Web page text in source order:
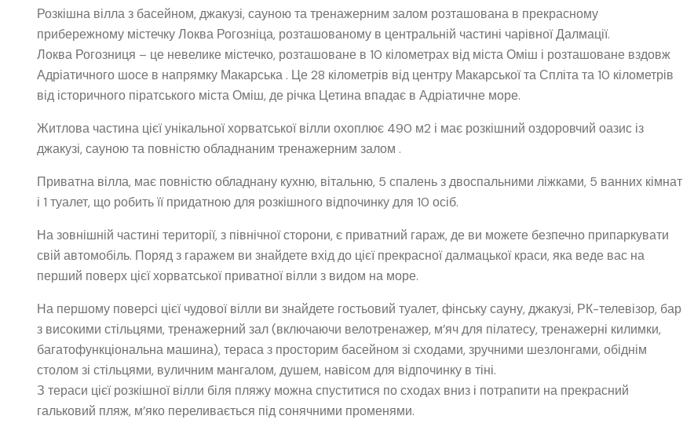
Розкішна вілла з басейном, джакузі, сауною та тренажерним залом розташована в прекрасному
прибережному містечку Локва Рогозніца, розташованому в центральній частині чарівної Далмації.
Локва Рогозниця – це невелике містечко, розташоване в 10 кілометрах від міста Оміш і розташоване вздовж
Адріатичного шосе в напрямку Макарська . Це 28 кілометрів від центру Макарської та Спліта та 10 кілометрів
від історичного піратського міста Оміш, де річка Цетина впадає в Адріатичне море.
Житлова частина цієї унікальної хорватської вілли охоплює 490 м2 і має розкішний оздоровчий оазис із
джакузі, сауною та повністю обладнаним тренажерним залом .
Приватна вілла, має повністю обладнану кухню, вітальню, 5 спалень з двоспальними ліжками, 5 ванних кімнат
і 1 туалет, що робить її придатною для розкішного відпочинку для 10 осіб.
На зовнішній частині території, з північної сторони, є приватний гараж, де ви можете безпечно припаркувати
свій автомобіль. Поряд з гаражем ви знайдете вхід до цієї прекрасної далмацької краси, яка веде вас на
перший поверх цієї хорватської приватної вілли з видом на море.
На першому поверсі цієї чудової вілли ви знайдете гостьовий туалет, фінську сауну, джакузі, РК-телевізор, бар
з високими стільцями, тренажерний зал (включаючи велотренажер, м’яч для пілатесу, тренажерні килимки,
багатофункціональна машина), тераса з просторим басейном зі сходами, зручними шезлонгами, обіднім
столом зі стільцями, вуличним мангалом, душем, навісом для відпочинку в тіні.
З тераси цієї розкішної вілли біля пляжу можна спуститися по сходах вниз і потрапити на прекрасний
гальковий пляж, м’яко переливається під сонячними променями.